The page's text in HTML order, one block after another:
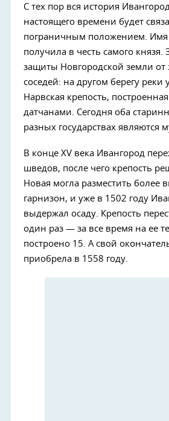
С тех пор вся история
настоящего времени будет
пограничным положением. Имя
получила в честь самого князя.
защиты Новгородской земли от
соседей: на другом берегу реки
Нарвская крепость,
датчанами. Сегодня оба
разных государствах являются
В конце XV века Ивангород
шведов, после чего крепость
Новая могла разместить более
гарнизон, и уже в 1502 году
выдержал осаду. Крепость
один раз — за все время на ее
построено 15. А свой
приобрела в 1558 году.